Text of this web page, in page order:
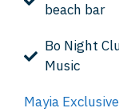
beach bar
Bo Night
Music
Mayia